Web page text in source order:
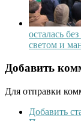
осталась
светом и
Добавить
Для отправки
Добавить